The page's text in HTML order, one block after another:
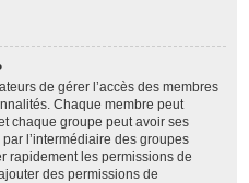
de gérer l’accès des membres
Chaque membre peut
chaque groupe peut avoir ses
l’intermédiaire des groupes
rapidement les permissions de
des permissions de